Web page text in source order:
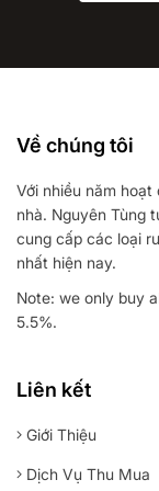
Về chúng tôi
Với nhiều năm
nhà. Nguyên Tùng
cung cấp các loại
nhất hiện nay.
Note: we only buy
5.5%.
Liên kết
Giới Thiệu
Dịch Vụ Thu Mua